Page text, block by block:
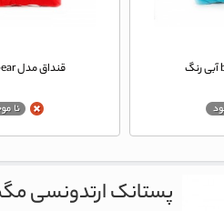
قنداق مدل bear قرمز رنگ
پستانک ارتدونسی